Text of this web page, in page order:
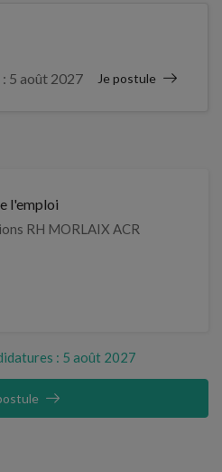
5 août 2027 Je postule
l'emploi
RH MORLAIX ACR
: 5 août 2027